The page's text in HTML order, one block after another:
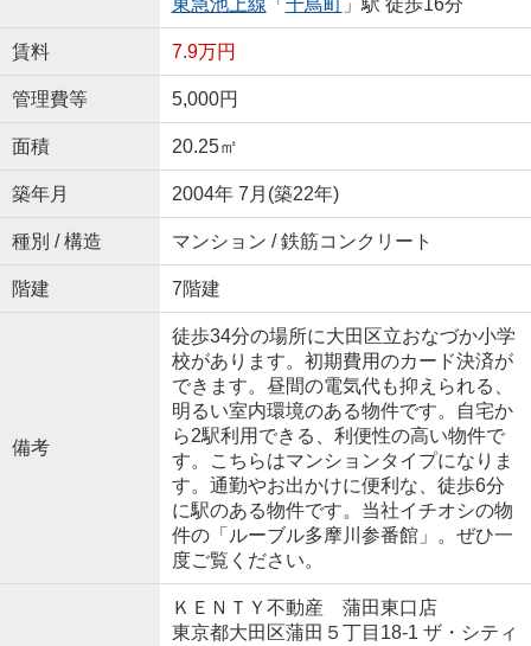
東急池上線 「 千鳥町」駅 徒歩16分
賃料 7.9万円
管理費等 5,000円
面積 20.25㎡
築年月 2004年 7月(築22年)
種別 / 構造 マンション / 鉄筋コンクリート
階建 7階建
備考
徒歩34分の場所に大田区立おなづか小学
校があります。初期費用のカード決済が
できます。昼間の電気代も抑えられる、
明るい室内環境のある物件です。自宅か
ら2駅利用できる、利便性の高い物件で
す。こちらはマンションタイプになりま
す。通勤やお出かけに便利な、徒歩6分
に駅のある物件です。当社イチオシの物
件の「ルーブル多摩川参番館」。ぜひ一
度ご覧ください。
ＫＥＮＴＹ不動産 蒲田東口店
東京都大田区蒲田５丁目18-1 ザ・シティ